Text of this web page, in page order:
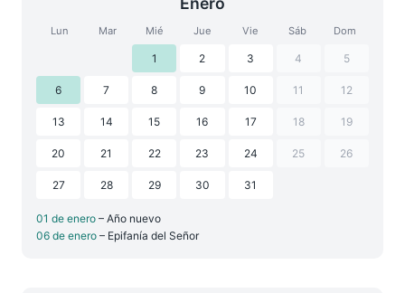
Lun Mar Mié Jue Vie Sáb Dom
1 2 3 4 5
6 7 8 9 10 11 12
13 14 15 16 17 18 19
20 21 22 23 24 25 26
27 28 29 30 31
01 de enero – Año nuevo
06 de enero – Epifanía del Señor